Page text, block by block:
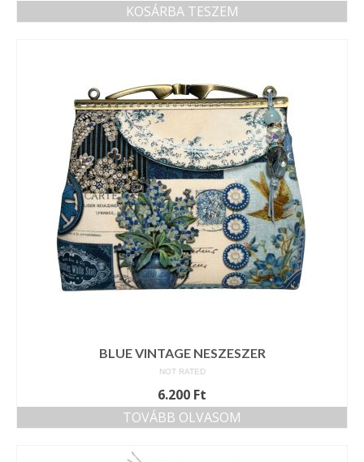
KOSÁRBA TESZEM
BLUE VINTAGE NESZESZER
NOT RATED
6.200 Ft
TOVÁBB OLVASOM